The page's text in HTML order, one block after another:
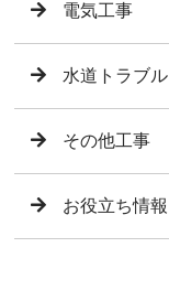
電気工事
水道トラブル
その他工事
お役立ち情報